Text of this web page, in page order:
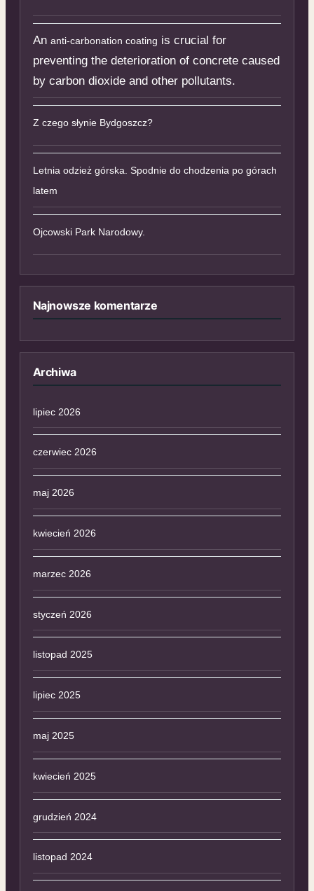
An anti-carbonation coating is crucial for
preventing the deterioration of concrete caused
by carbon dioxide and other pollutants.
Z czego słynie Bydgoszcz?
Letnia odzież górska. Spodnie do chodzenia po górach
latem
Ojcowski Park Narodowy.
Najnowsze komentarze
Archiwa
lipiec 2026
czerwiec 2026
maj 2026
kwiecień 2026
marzec 2026
styczeń 2026
listopad 2025
lipiec 2025
maj 2025
kwiecień 2025
grudzień 2024
listopad 2024